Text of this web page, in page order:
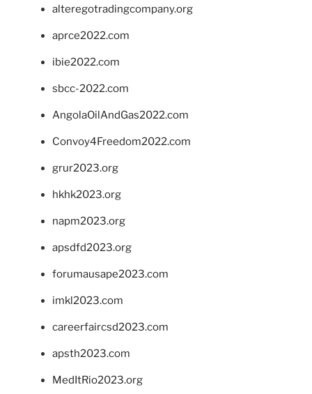
alteregotradingcompany.org
aprce2022.com
ibie2022.com
sbcc-2022.com
AngolaOilAndGas2022.com
Convoy4Freedom2022.com
grur2023.org
hkhk2023.org
napm2023.org
apsdfd2023.org
forumausape2023.com
imkl2023.com
careerfaircsd2023.com
apsth2023.com
MedItRio2023.org